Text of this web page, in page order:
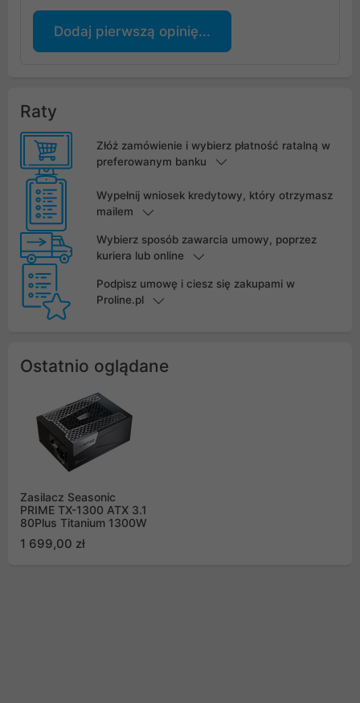
Dodaj pierwszą opinię...
Raty
Złóż zamówienie i wybierz płatność ratalną w
preferowanym banku
Wypełnij wniosek kredytowy, który otrzymasz
mailem
Wybierz sposób zawarcia umowy, poprzez
kuriera lub online
Podpisz umowę i ciesz się zakupami w
Proline.pl
Ostatnio oglądane
Zasilacz Seasonic
PRIME TX-1300 ATX 3.1
80Plus Titanium 1300W
1 699,00 zł